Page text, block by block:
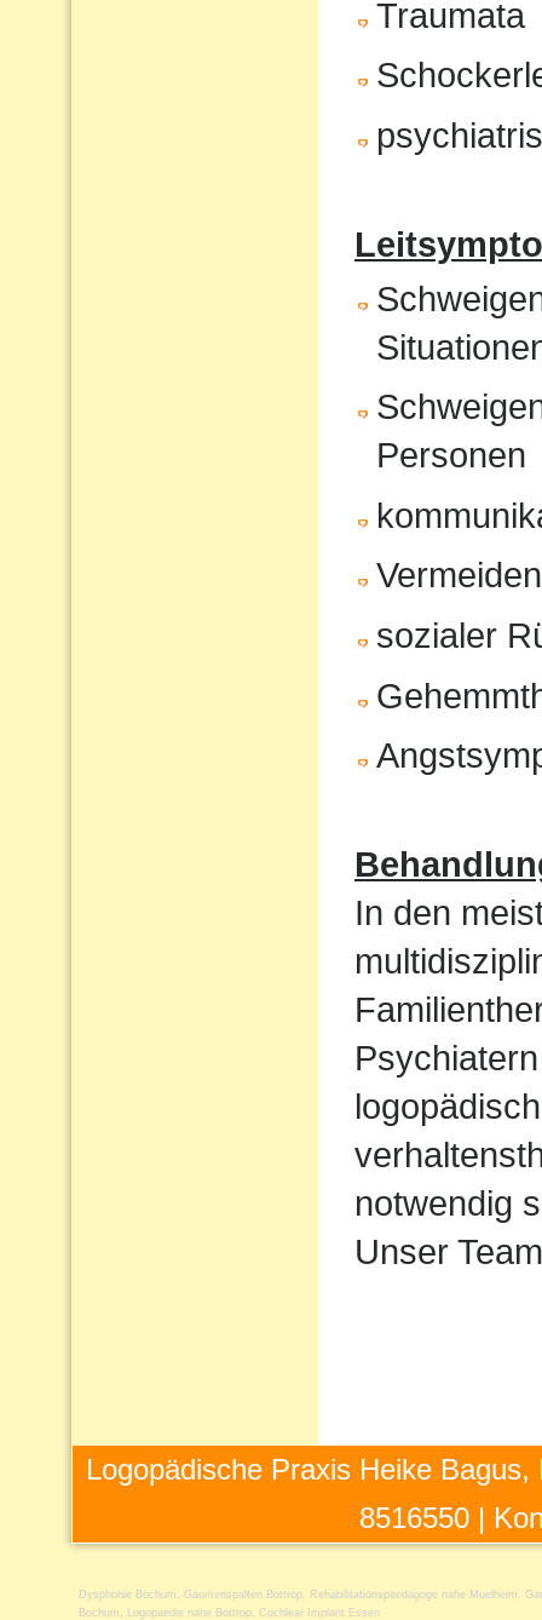
Traumata
Personen
sozialer
In den
notwendig
Unser
Logopädische Praxis Heike
8516550 |
Dysphonie Bochum Gaumenspalten Bottrop Rehabilitationspaedagoge nahe Muelheim
Bochum
Logopaedie nahe Bottrop Cochlear Implant Essen